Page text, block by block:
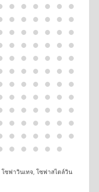
โซฟาวินเทจ, โซฟาสไตล์วิน